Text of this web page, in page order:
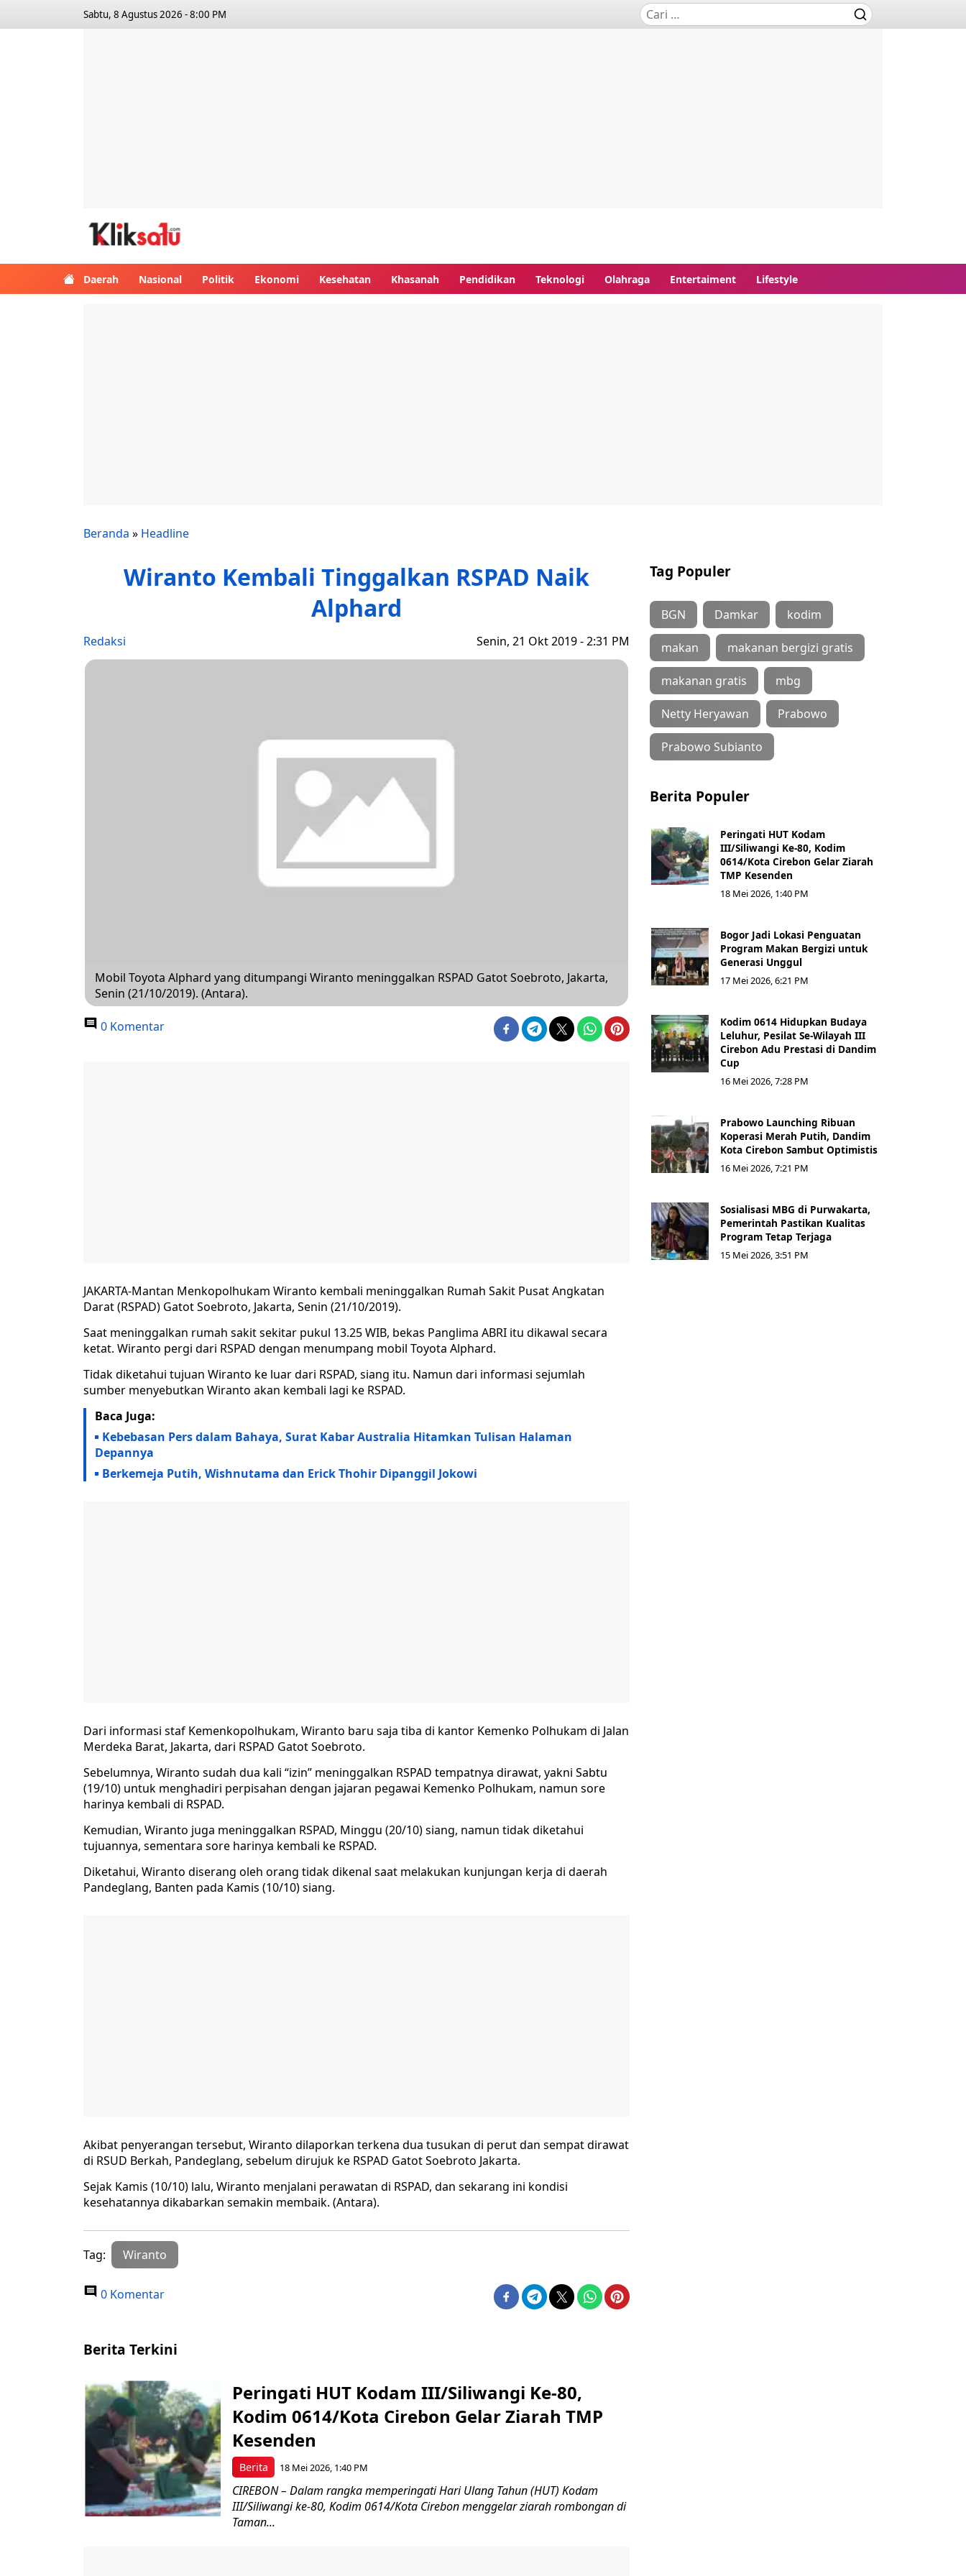
Sabtu, 8 Agustus 2026 - 8:00 PM
Daerah Nasional Politik Ekonomi Kesehatan Khasanah Pendidikan Teknologi Olahraga Entertaiment Lifestyle
Beranda » Headline
Wiranto Kembali Tinggalkan RSPAD Naik
Alphard
Redaksi Senin, 21 Okt 2019 - 2:31 PM
Mobil Toyota Alphard yang ditumpangi Wiranto meninggalkan RSPAD Gatot Soebroto, Jakarta,
Senin (21/10/2019). (Antara).
0 Komentar
JAKARTA-Mantan Menkopolhukam Wiranto kembali meninggalkan Rumah Sakit Pusat Angkatan
Darat (RSPAD) Gatot Soebroto, Jakarta, Senin (21/10/2019).
Saat meninggalkan rumah sakit sekitar pukul 13.25 WIB, bekas Panglima ABRI itu dikawal secara
ketat. Wiranto pergi dari RSPAD dengan menumpang mobil Toyota Alphard.
Tidak diketahui tujuan Wiranto ke luar dari RSPAD, siang itu. Namun dari informasi sejumlah
sumber menyebutkan Wiranto akan kembali lagi ke RSPAD.
Baca Juga:
Kebebasan Pers dalam Bahaya, Surat Kabar Australia Hitamkan Tulisan Halaman
Depannya
Berkemeja Putih, Wishnutama dan Erick Thohir Dipanggil Jokowi
Dari informasi staf Kemenkopolhukam, Wiranto baru saja tiba di kantor Kemenko Polhukam di Jalan
Merdeka Barat, Jakarta, dari RSPAD Gatot Soebroto.
Sebelumnya, Wiranto sudah dua kali “izin” meninggalkan RSPAD tempatnya dirawat, yakni Sabtu
(19/10) untuk menghadiri perpisahan dengan jajaran pegawai Kemenko Polhukam, namun sore
harinya kembali di RSPAD.
Kemudian, Wiranto juga meninggalkan RSPAD, Minggu (20/10) siang, namun tidak diketahui
tujuannya, sementara sore harinya kembali ke RSPAD.
Diketahui, Wiranto diserang oleh orang tidak dikenal saat melakukan kunjungan kerja di daerah
Pandeglang, Banten pada Kamis (10/10) siang.
Akibat penyerangan tersebut, Wiranto dilaporkan terkena dua tusukan di perut dan sempat dirawat
di RSUD Berkah, Pandeglang, sebelum dirujuk ke RSPAD Gatot Soebroto Jakarta.
Sejak Kamis (10/10) lalu, Wiranto menjalani perawatan di RSPAD, dan sekarang ini kondisi
kesehatannya dikabarkan semakin membaik. (Antara).
Tag: Wiranto
0 Komentar
Tag Populer
BGN Damkar kodim
makan makanan bergizi gratis
makanan gratis mbg
Netty Heryawan Prabowo
Prabowo Subianto
Berita Populer
Peringati HUT Kodam
III/Siliwangi Ke-80, Kodim
0614/Kota Cirebon Gelar Ziarah
TMP Kesenden
18 Mei 2026, 1:40 PM
Bogor Jadi Lokasi Penguatan
Program Makan Bergizi untuk
Generasi Unggul
17 Mei 2026, 6:21 PM
Kodim 0614 Hidupkan Budaya
Leluhur, Pesilat Se-Wilayah III
Cirebon Adu Prestasi di Dandim
Cup
16 Mei 2026, 7:28 PM
Prabowo Launching Ribuan
Koperasi Merah Putih, Dandim
Kota Cirebon Sambut Optimistis
16 Mei 2026, 7:21 PM
Sosialisasi MBG di Purwakarta,
Pemerintah Pastikan Kualitas
Program Tetap Terjaga
15 Mei 2026, 3:51 PM
Berita Terkini
Berita
Peringati HUT Kodam III/Siliwangi Ke-80,
Kodim 0614/Kota Cirebon Gelar Ziarah TMP
Kesenden
18 Mei 2026, 1:40 PM
CIREBON – Dalam rangka memperingati Hari Ulang Tahun (HUT) Kodam
III/Siliwangi ke-80, Kodim 0614/Kota Cirebon menggelar ziarah rombongan di
Taman...